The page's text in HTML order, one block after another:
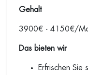
Gehalt
3900€ - 4150€/
Das bieten wir
Erfrischen Sie